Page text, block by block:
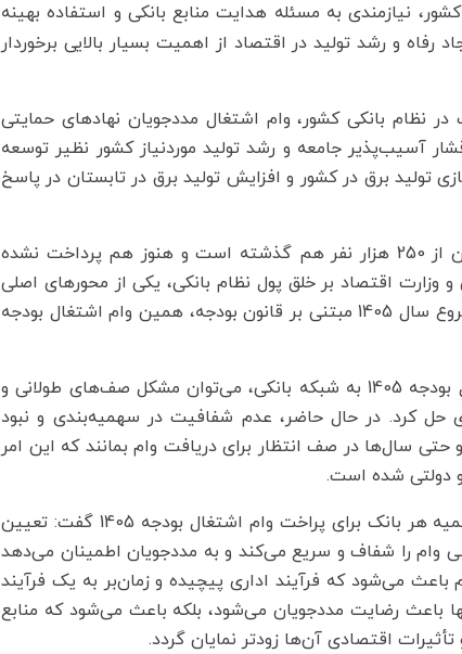
نیازمندی به مسئله هدایت منابع بانکی و استفاده بهینه
و رشد تولید در اقتصاد از اهمیت بسیار بالایی برخوردار
نظام بانکی کشور، وام اشتغال مددجویان نهادهای حمایتی
آسیب‌پذیر جامعه و رشد تولید موردنیاز کشور نظیر توسعه
تولید برق در کشور و افزایش تولید برق در تابستان در پاسخ
سماواتی افزود: با این وجود صف وام اشتغال مددجویان از 250 هزار نفر هم گذشته است و هنوز هم پرداخت نشده
اقتصاد بر خلق پول نظام بانکی، یکی از محورهای اصلی
در جهت تعیین اعتبار و ابلاغ سهمیه به هر بانک در شروع سال 1405 مبتنی بر قانون بودجه، همین وام اشتغال بودجه
وی ادامه داد: تنها با ابلاغ سهمیه و اعتبار وام اشتغال بودجه 1405 به شبکه بانکی، می‌توان مشکل صف‌های طولانی و
حل کرد. در حال حاضر، عدم شفافیت در سهمیه‌بندی و نبود
سال‌ها در صف انتظار برای دریافت وام بمانند که این امر
دولتی شده است.
این کارشناس اقتصادی با اشاره به اهمیت تعیین سهمیه هر بانک برای پراخت وام اشتغال بودجه 1405 گفت: تعیین
وام را شفاف و سریع می‌کند و به مددجویان اطمینان می‌دهد
می‌شود که فرآیند اداری پیچیده و زمان‌بر به یک فرآیند
باعث رضایت مددجویان می‌شود، بلکه باعث می‌شود که منابع
اقتصادی آن‌ها زودتر نمایان گردد.